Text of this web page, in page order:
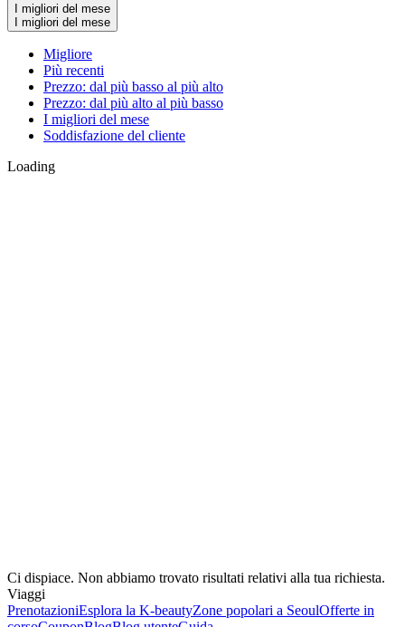
I migliori del mese
I migliori del mese
Migliore
Più recenti
Prezzo: dal più basso al più alto
Prezzo: dal più alto al più basso
I migliori del mese
Soddisfazione del cliente
Loading
Ci dispiace. Non abbiamo trovato risultati relativi alla tua richiesta.
Viaggi
PrenotazioniEsplora la K-beautyZone popolari a SeoulOfferte in